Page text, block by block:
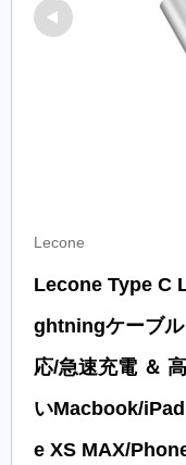
Lecone
Lecone Type C
ghtningケーブ
応/急速充電 ＆
いMacbook/
e XS MAX/